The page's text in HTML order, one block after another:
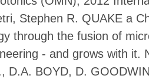
Stephen R. QUAKE a
through the fusion of
- and grows with it.
D.A. BOYD, D.